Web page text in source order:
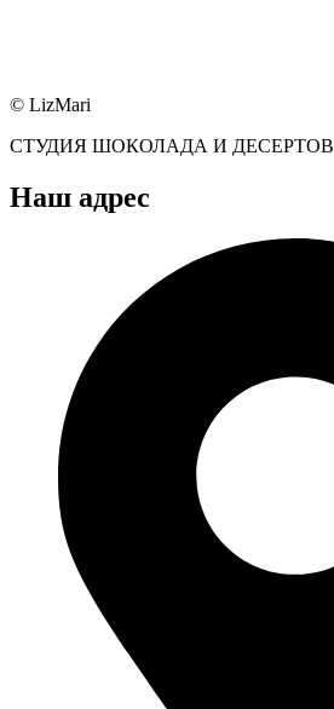
© LizMari
СТУДИЯ ШОКОЛАДА И ДЕСЕРТОВ
Наш адрес